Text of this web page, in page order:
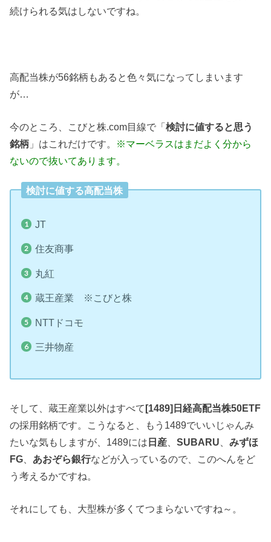
続けられる気はしないですね。
高配当株が56銘柄もあると色々気になってしまいます
が…
今のところ、こびと株.com目線で「検討に値すると思う
銘柄 」はこれだけです。 ※マーベラスはまだよく分から
ないので抜いてあります。
検討に値する高配当株
JT
住友商事
丸紅
蔵王産業 ※こびと株
NTTドコモ
三井物産
そして、蔵王産業以外はすべて[1489]日経高配当株50ETF
の採用銘柄です。こうなると、もう1489でいいじゃんみ
たいな気もしますが、1489には 日産 、SUBARU 、みずほ
FG
あおぞら銀行などが入っているので、このへんをど
う考えるかですね。
それにしても、大型株が多くてつまらないですね～。